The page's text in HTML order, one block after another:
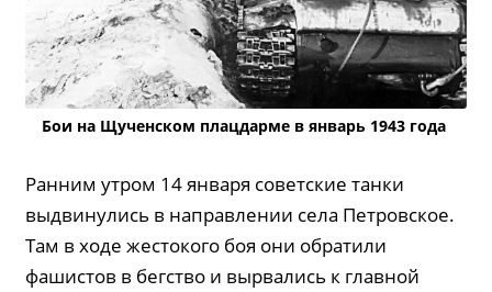
Бои на Щученском плацдарме в январь 1943 года
Ранним утром 14 января советские танки
выдвинулись в направлении села Петровское.
Там в ходе жестокого боя они обратили
фашистов в бегство и вырвались к главной